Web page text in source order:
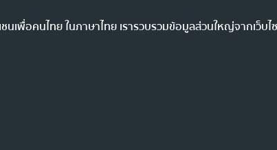
เพื่อคนไทย ในภาษาไทย เรารวบรวมข้อมูลส่วนใหญ่จากเว็บ